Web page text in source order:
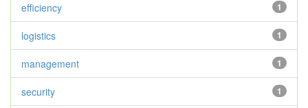
1
efficiency
1
logistics
1
management
1
security